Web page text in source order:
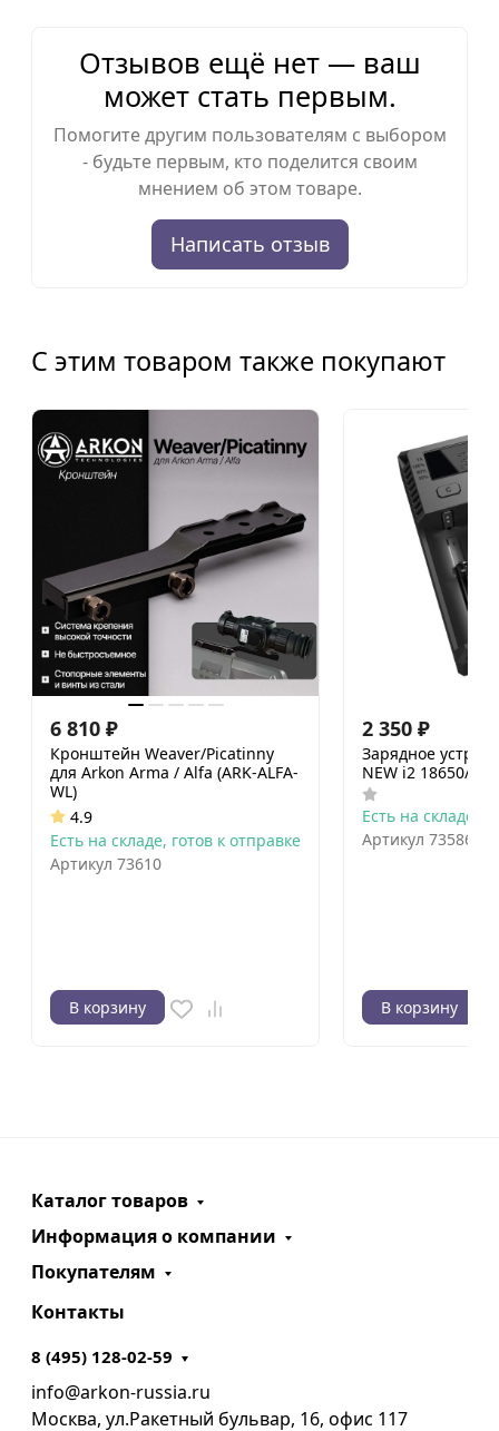
Отзывов ещё нет — ваш
может стать первым.
Помогите другим пользователям с выбором
- будьте первым, кто поделится своим
мнением об этом товаре.
Написать отзыв
С этим товаром также покупают
6 810 ₽
Кронштейн Weaver/Picatinny
для Arkon Arma / Alfa (ARK-ALFA-
WL)
4.9
Есть на складе, готов к отправке
Артикул 73610
В корзину
2 350 ₽
Зарядное
NEW i2 18650/
Есть на складе,
Артикул 73586
В корзину
Каталог товаров
Информация о компании
Покупателям
Контакты
8 (495) 128-02-59
info@arkon-russia.ru
Москва, ул.Ракетный бульвар, 16, офис 117